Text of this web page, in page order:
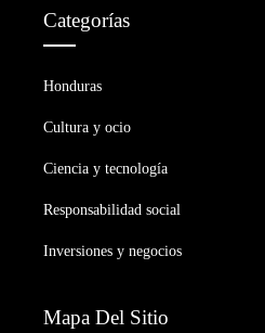
Categorías
Honduras
Cultura y ocio
Ciencia y tecnología
Responsabilidad social
Inversiones y negocios
Mapa Del Sitio